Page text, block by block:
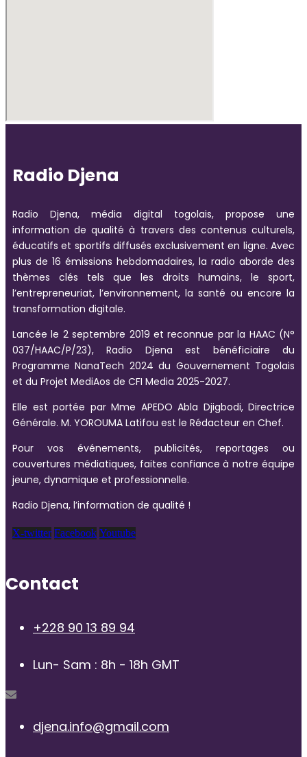
Radio Djena
Radio Djena, média digital togolais, propose une
information de qualité à travers des contenus culturels,
éducatifs et sportifs diffusés exclusivement en ligne. Avec
plus de 16 émissions hebdomadaires, la radio aborde des
thèmes clés tels que les droits humains, le sport,
l’entrepreneuriat, l’environnement, la santé ou encore la
transformation digitale.
Lancée le 2 septembre 2019 et reconnue par la HAAC (N°
037/HAAC/P/23), Radio Djena est bénéficiaire du
Programme NanaTech 2024 du Gouvernement Togolais
et du Projet MediAos de CFI Media 2025-2027.
Elle est portée par Mme APEDO Abla Djigbodi, Directrice
Générale. M. YOROUMA Latifou est le Rédacteur en Chef.
Pour vos événements, publicités, reportages ou
couvertures médiatiques, faites confiance à notre équipe
jeune, dynamique et professionnelle.
Radio Djena, l’information de qualité !
X-twitter Facebook Youtube
Contact
+228 90 13 89 94
Lun- Sam : 8h - 18h GMT
djena.info@gmail.com